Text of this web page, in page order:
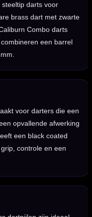
darts voor
brass dart met zwarte
Combo darts
een barrel
voor darters die een
opvallende afwerking
een black coated
controle en een